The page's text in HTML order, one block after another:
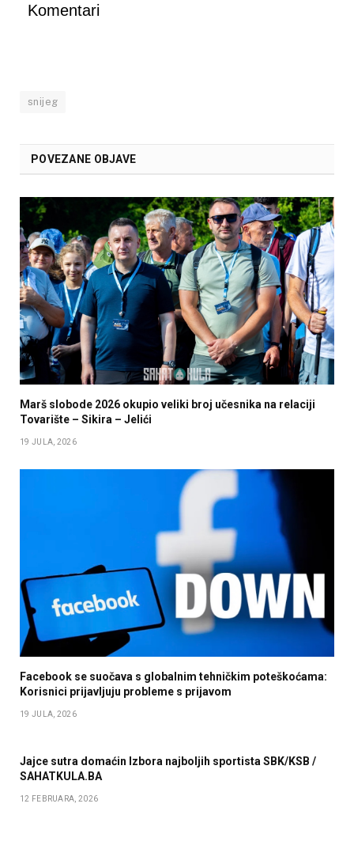
Komentari
snijeg
POVEZANE OBJAVE
Marš slobode 2026 okupio veliki broj učesnika na relaciji
Tovarište – Sikira – Jelići
19 JULA, 2026
Facebook se suočava s globalnim tehničkim poteškoćama:
Korisnici prijavljuju probleme s prijavom
19 JULA, 2026
Jajce sutra domaćin Izbora najboljih sportista SBK/KSB /
SAHATKULA.BA
12 FEBRUARA, 2026